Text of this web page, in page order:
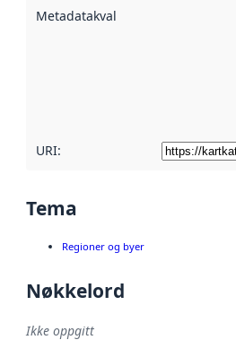
Metadatakvalitet
URI:
Tema
Regioner og byer
Nøkkelord
Ikke oppgitt